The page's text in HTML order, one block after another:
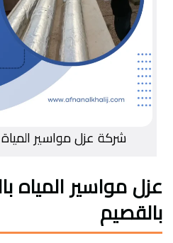
شركة عزل مواسير المياة
عزل مواسير المياه
بالقصيم